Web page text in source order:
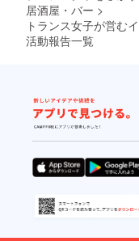
居酒屋・バー >
トランス女子が営む
活動報告一覧